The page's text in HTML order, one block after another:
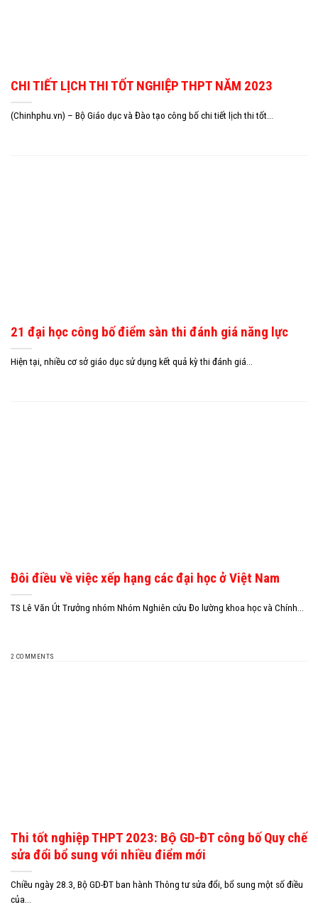
CHI TIẾT LỊCH THI TỐT NGHIỆP THPT NĂM 2023
(Chinhphu.vn) – Bộ Giáo dục và Đào tạo công bố chi tiết lịch thi tốt...
21 đại học công bố điểm sàn thi đánh giá năng lực
Hiện tại, nhiều cơ sở giáo dục sử dụng kết quả kỳ thi đánh giá...
Đôi điều về việc xếp hạng các đại học ở Việt Nam
TS Lê Văn Út Trưởng nhóm Nhóm Nghiên cứu Đo lường khoa học và Chính...
2 COMMENTS
Thi tốt nghiệp THPT 2023: Bộ GD-ĐT công bố Quy chế
sửa đổi bổ sung với nhiều điểm mới
Chiều ngày 28.3, Bộ GD-ĐT ban hành Thông tư sửa đổi, bổ sung một số điều
của...